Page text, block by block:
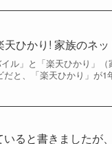
ひかり! 家族のネ
ル」と「楽天ひかり」
と、「楽天ひかり」が1
ると書きましたが